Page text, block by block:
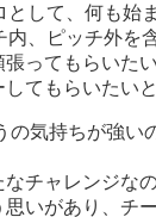
して、何も始
、ピッチ外を
ってもらいた
てもらいたいと
気持ちが強い
チャレンジな
いがあり、チ